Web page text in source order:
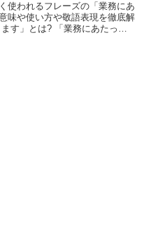
使われるフレーズの「業務にあ
味や使い方や敬語表現を徹底解
す」とは? 「業務にあたって